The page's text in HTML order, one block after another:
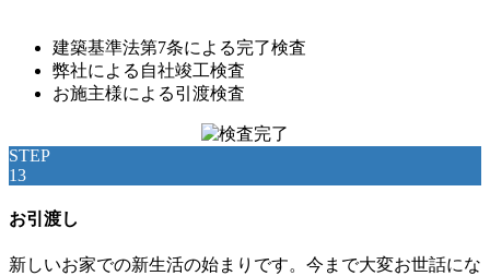
建築基準法第7条による完了検査
弊社による自社竣工検査
お施主様による引渡検査
STEP
13
お引渡し
新しいお家での新生活の始まりです。今まで大変お世話にな